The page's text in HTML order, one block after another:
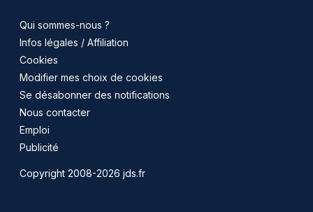
Qui sommes-nous ?
Infos légales / Affiliation
Cookies
Modifier mes choix de cookies
Se désabonner des notifications
Nous contacter
Emploi
Publicité
Copyright 2008-2026 jds.fr